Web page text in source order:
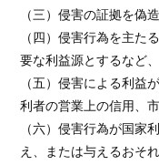
（三）侵害の証拠を偽
（四）侵害行為を主た
要な利益源とするなど
（五）侵害による利益
利者の営業上の信用、
（六）侵害行為が国家
え、または与えるおそ